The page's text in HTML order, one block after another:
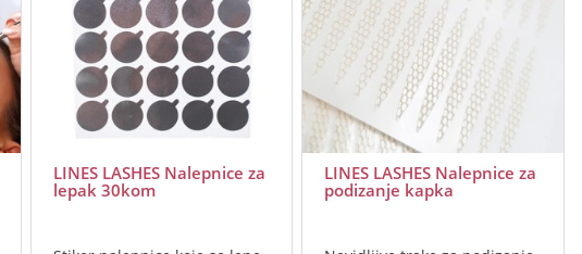
LINES LASHES Nalepnice za
lepak 30kom
LINES LASHES Nalepnice za
podizanje kapka